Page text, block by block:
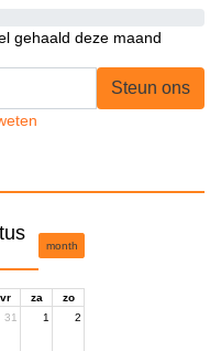
gehaald deze maand
Steun ons
month
vr za
zo
31 1 2